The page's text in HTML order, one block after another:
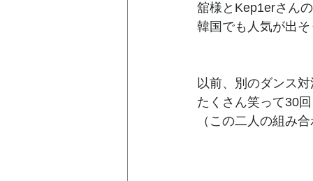
舘様とKep1erさん
韓国でも人気が出
以前、別のダンス
たくさん笑って30
（この二人の組み